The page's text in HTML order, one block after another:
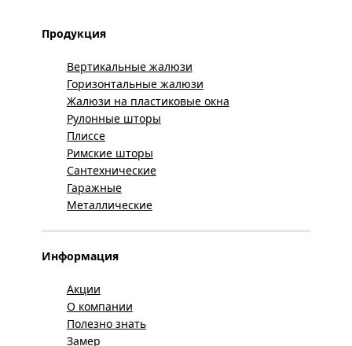
Продукция
Вертикальные жалюзи
Горизонтальные жалюзи
Жалюзи на пластиковые окна
Рулонные шторы
Плиссе
Римские шторы
Сантехнические
Гаражные
Металлические
Информация
Акции
О компании
Полезно знать
Замер